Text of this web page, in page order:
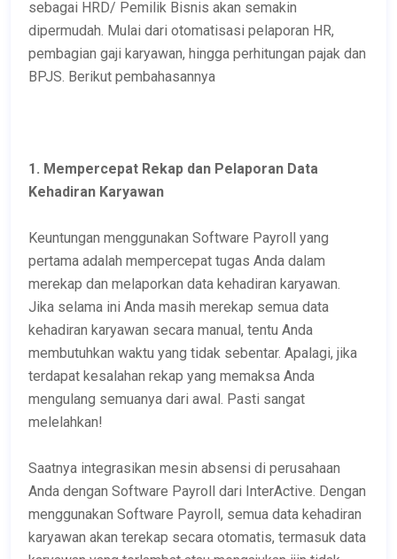
sebagai HRD/ Pemilik Bisnis akan semakin
dipermudah. Mulai dari otomatisasi pelaporan HR,
pembagian gaji karyawan, hingga perhitungan pajak dan
BPJS. Berikut pembahasannya
1. Mempercepat Rekap dan Pelaporan Data
Kehadiran Karyawan
Keuntungan menggunakan Software Payroll yang
pertama adalah mempercepat tugas Anda dalam
merekap dan melaporkan data kehadiran karyawan.
Jika selama ini Anda masih merekap semua data
kehadiran karyawan secara manual, tentu Anda
membutuhkan waktu yang tidak sebentar. Apalagi, jika
terdapat kesalahan rekap yang memaksa Anda
mengulang semuanya dari awal. Pasti sangat
melelahkan!
Saatnya integrasikan mesin absensi di perusahaan
Anda dengan Software Payroll dari InterActive. Dengan
menggunakan Software Payroll, semua data kehadiran
karyawan akan terekap secara otomatis, termasuk data